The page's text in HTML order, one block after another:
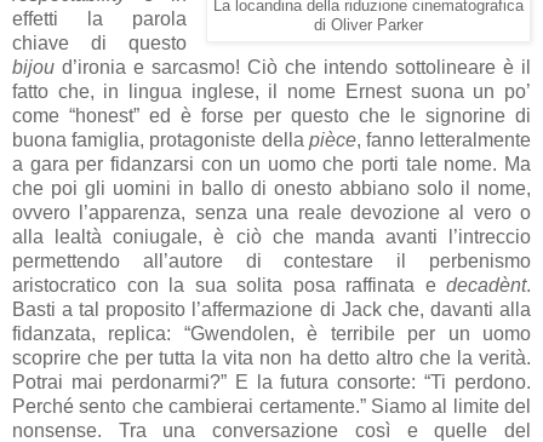
La locandina della riduzione cinematografica
di Oliver Parker
effetti la parola
chiave di questo
bijou d’ironia e sarcasmo! Ciò che intendo sottolineare è il
fatto che, in lingua inglese, il nome Ernest suona un po’
come “honest” ed è forse per questo che le signorine di
buona famiglia, protagoniste della pièce, fanno letteralmente
a gara per fidanzarsi con un uomo che porti tale nome. Ma
che poi gli uomini in ballo di onesto abbiano solo il nome,
ovvero l’apparenza, senza una reale devozione al vero o
alla lealtà coniugale, è ciò che manda avanti l’intreccio
permettendo all’autore di contestare il perbenismo
aristocratico con la sua solita posa raffinata e decadènt.
Basti a tal proposito l’affermazione di Jack che, davanti alla
fidanzata, replica: “Gwendolen, è terribile per un uomo
scoprire che per tutta la vita non ha detto altro che la verità.
Potrai mai perdonarmi?” E la futura consorte: “Ti perdono.
Perché sento che cambierai certamente.” Siamo al limite del
nonsense. Tra una conversazione così e quelle del